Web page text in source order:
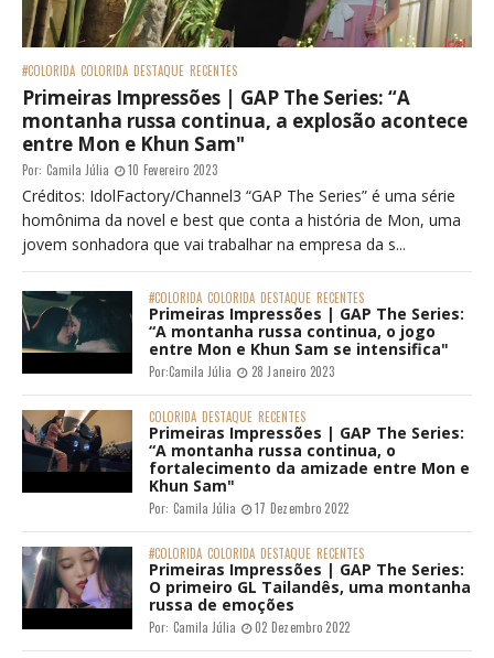
#COLORIDA COLORIDA DESTAQUE RECENTES
Primeiras Impressões | GAP The Series: “A
montanha russa continua, a explosão acontece
entre Mon e Khun Sam"
Por: Camila Júlia 10 Fevereiro 2023
Créditos: IdolFactory/Channel3 “GAP The Series” é uma série
homônima da novel e best que conta a história de Mon, uma
jovem sonhadora que vai trabalhar na empresa da s...
#COLORIDA COLORIDA DESTAQUE RECENTES
Primeiras Impressões | GAP The Series:
“A montanha russa continua, o jogo
entre Mon e Khun Sam se intensifica"
Por:Camila Júlia 28 Janeiro 2023
COLORIDA DESTAQUE RECENTES
Primeiras Impressões | GAP The Series:
“A montanha russa continua, o
fortalecimento da amizade entre Mon e
Khun Sam"
Por: Camila Júlia 17 Dezembro 2022
#COLORIDA COLORIDA DESTAQUE RECENTES
Primeiras Impressões | GAP The Series:
O primeiro GL Tailandês, uma montanha
russa de emoções
Por: Camila Júlia 02 Dezembro 2022